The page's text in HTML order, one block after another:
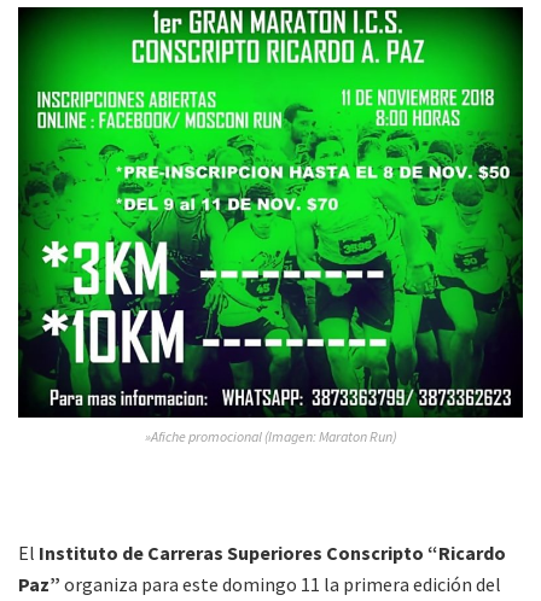
»Afiche promocional (Imagen: Maraton Run)
El Instituto de Carreras Superiores Conscripto “Ricardo
Paz” organiza para este domingo 11 la primera edición del